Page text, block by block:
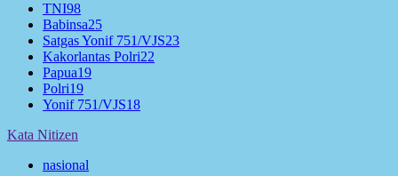
TNI98
Babinsa25
Satgas Yonif 751/VJS23
Kakorlantas Polri22
Papua19
Polri19
Yonif 751/VJS18
Kata Nitizen
nasional